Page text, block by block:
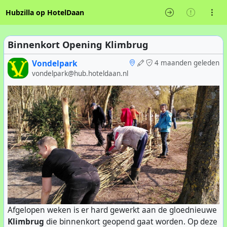
Hubzilla op HotelDaan
Binnenkort Opening Klimbrug
4 maanden geleden
Vondelpark
vondelpark@hub.hoteldaan.nl
Afgelopen weken is er hard gewerkt aan de gloednieuwe
Klimbrug die binnenkort geopend gaat worden. Op deze